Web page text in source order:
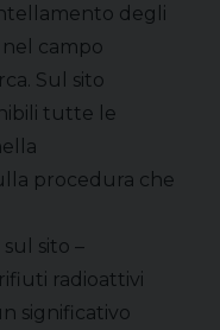
degli
campo
Sul sito
tutte le
procedura che
sito –
radioattivi
significativo